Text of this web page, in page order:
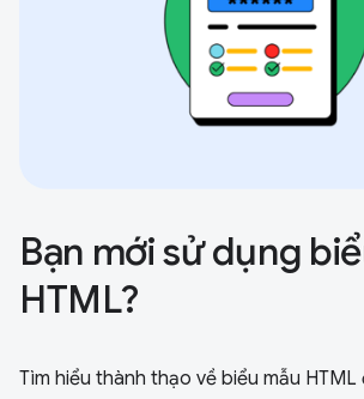
Bạn mới sử dụng
HTML?
Tìm hiểu thành thạo về biểu mẫu